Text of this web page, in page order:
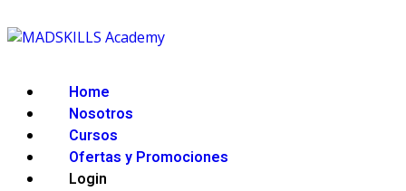
Home
Nosotros
Cursos
Ofertas y Promociones
Login